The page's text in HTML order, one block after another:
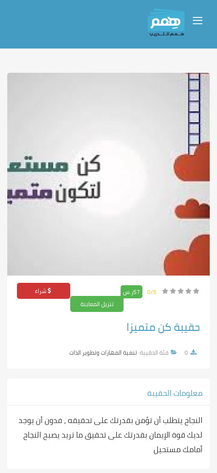
0/5 57ر.س
شراء
تنزيل المعاينة
حقيبة كن متميزا
0 فئة الحقيبة:تنمية المهارات وتطوير الذات
معلومات الحقيبة
النجاح يتطلب أن تؤمن بقدرتك على تحقيقه ، فدون أن يوجد
لديك قوة الإيمان بقدرتك على تحقيق ما تريد يصبح النجاح
أمامك مستحيل